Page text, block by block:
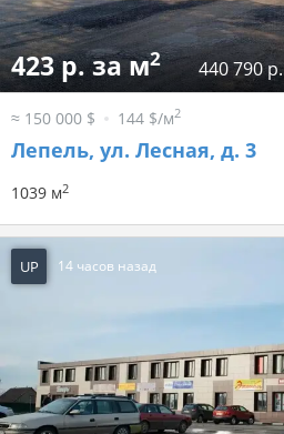
423 р. за м2 440 790 р.
≈ 150 000 $ 144 $/м2
Лепель, ул. Лесная, д. 3
1039 м2
UP 14 часов назад